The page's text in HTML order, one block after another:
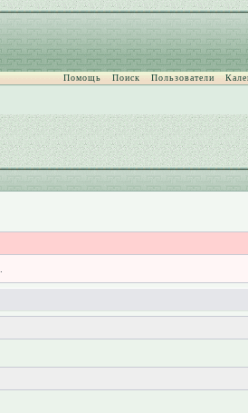
Помощь Поиск Пользователи